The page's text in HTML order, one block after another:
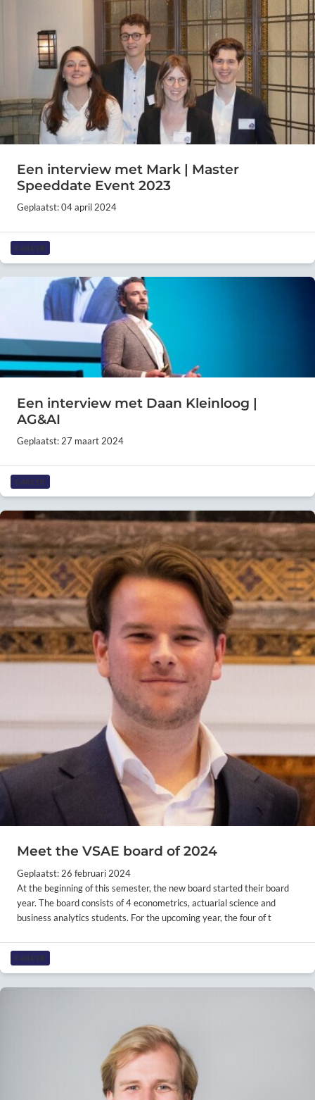
Een interview met Mark | Master
Speeddate Event 2023
Geplaatst: 04 april 2024
CAREER
Een interview met Daan Kleinloog |
AG&AI
Geplaatst: 27 maart 2024
CAREER
Meet the VSAE board of 2024
Geplaatst: 26 februari 2024
At the beginning of this semester, the new board started their board
year. The board consists of 4 econometrics, actuarial science and
business analytics students. For the upcoming year, the four of t
CAREER